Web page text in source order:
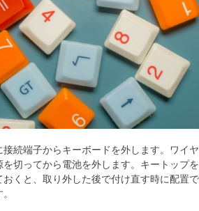
続端子からキーボードを外します。ワイヤ
切ってから電池を外します。キートップを
くと、取り外した後で付け直す時に配置で